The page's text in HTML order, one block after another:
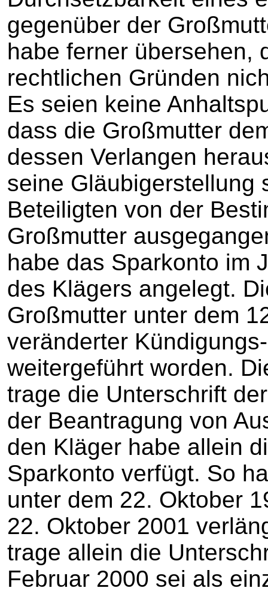
gegenüber der
habe ferner übersehen,
rechtlichen Gründen
Es seien keine
dass die Großmutter
dessen Verlangen
seine Gläubigerstellung
Beteiligten von der
Großmutter
habe das Sparkonto im
des Klägers angelegt.
Großmutter unter dem
veränderter
weitergeführt worden.
trage die Unterschrift
der Beantragung von
den Kläger habe allein
Sparkonto verfügt. So
unter dem 22. Oktober
22. Oktober 2001
trage allein die
Februar 2000 sei als